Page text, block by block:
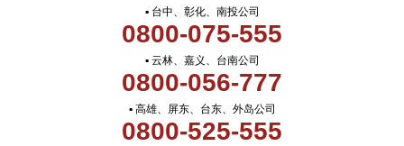
▪ 台中、彰化、南投公司
0800-075-555
▪ 云林、嘉义、台南公司
0800-056-777
▪ 高雄、屏东、台东、外岛公司
0800-525-555